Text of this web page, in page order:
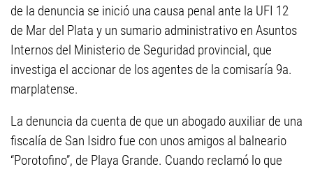
de la denuncia se inició una causa penal ante la UFI 12
de Mar del Plata y un sumario administrativo en Asuntos
Internos del Ministerio de Seguridad provincial, que
investiga el accionar de los agentes de la comisaría 9a.
marplatense.
La denuncia da cuenta de que un abogado auxiliar de una
fiscalía de San Isidro fue con unos amigos al balneario
“Porotofino”, de Playa Grande. Cuando reclamó lo que